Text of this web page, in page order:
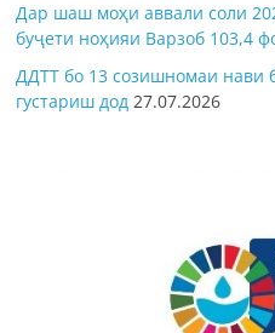
Дар шаш моҳи аввали соли
буҷети ноҳияи Варзоб 103,4
ДДТТ бо 13 созишномаи нави
густариш дод 27.07.2026